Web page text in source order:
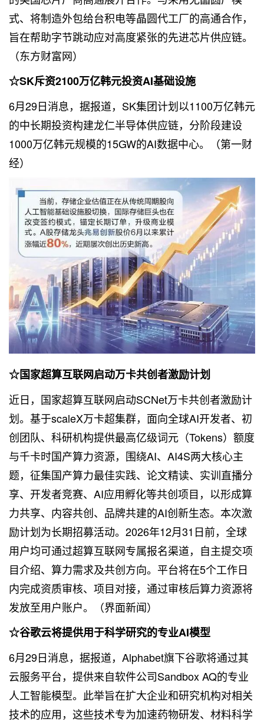
式、将制造外包给台积电等晶圆代工厂的高通合作，
旨在帮助字节跳动应对高度紧张的先进芯片供应链。
（东方财富网）
☆SK斥资2100万亿韩元投资AI基础设施
6月29日消息，据报道，SK集团计划以1100万亿韩元
的中长期投资构建龙仁半导体供应链，分阶段建设
1000万亿韩元规模的15GW的AI数据中心。（第一财
经）
☆国家超算互联网启动万卡共创者激励计划
近日，国家超算互联网启动SCNet万卡共创者激励计
划。基于scaleX万卡超集群，面向全球AI开发者、初
创团队、科研机构提供最高亿级词元（Tokens）额度
与千卡时国产算力资源，围绕AI、AI4S两大核心主
题，征集国产算力最佳实践、论文精读、实训直播分
享、开发者竞赛、AI应用孵化等共创项目，以形成算
力共享、内容共创、品牌共建的AI创新生态。本次激
励计划为长期招募活动。2026年12月31日前，全球
用户均可通过超算互联网专属报名渠道，自主提交项
目介绍、算力需求及共创方向。平台将在5个工作日
内完成资质审核、项目对接，通过审核后算力资源将
发放至用户账户。（界面新闻）
☆谷歌云将提供用于科学研究的专业AI模型
6月29日消息，据报道，Alphabet旗下谷歌将通过其
云服务平台，提供来自软件公司Sandbox AQ的专业
人工智能模型。此举旨在扩大企业和研究机构对相关
技术的应用，这些技术专为加速药物研发、材料科学